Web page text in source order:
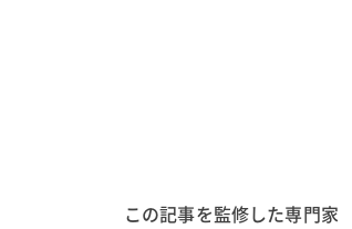
この記事を監修した専門家